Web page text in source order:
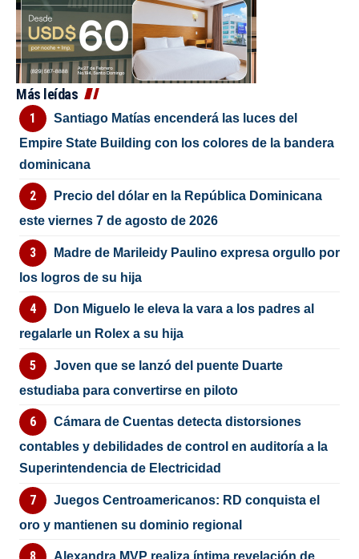
Más leídas
Santiago Matías encenderá las luces del
Empire State Building con los colores de la bandera
dominicana
Precio del dólar en la República Dominicana
este viernes 7 de agosto de 2026
Madre de Marileidy Paulino expresa orgullo por
los logros de su hija
Don Miguelo le eleva la vara a los padres al
regalarle un Rolex a su hija
Joven que se lanzó del puente Duarte
estudiaba para convertirse en piloto
Cámara de Cuentas detecta distorsiones
contables y debilidades de control en auditoría a la
Superintendencia de Electricidad
Juegos Centroamericanos: RD conquista el
oro y mantienen su dominio regional